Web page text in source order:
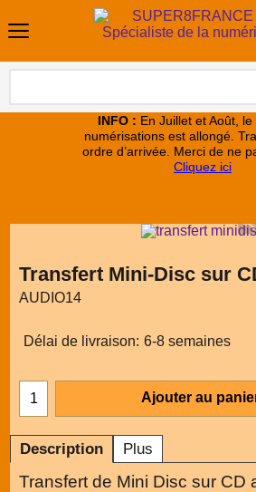
INFO : En Juillet et Août,
numérisations est allongé.
ordre d’arrivée. Merci de ne
Cliquez ici
Transfert Mini-Disc sur
AUDIO14
Délai de livraison: 6-8 semaines
Ajouter au
Description Plus
Transfert de Mini Disc sur CD